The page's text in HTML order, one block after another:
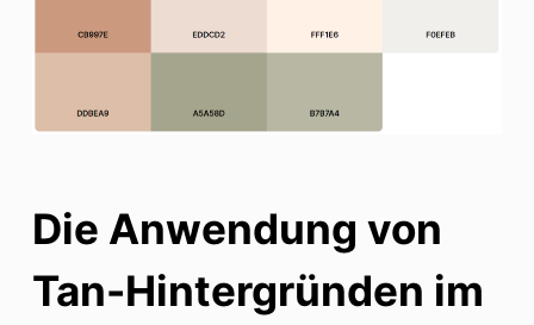
Die Anwendung von
Tan-Hintergründen im